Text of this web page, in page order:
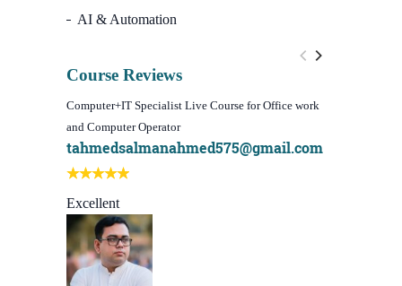
AI & Automation
Course Reviews
Computer+IT Specialist Live Course for Office work
and Computer Operator
tahmedsalmanahmed575@gmail.com
Excellent